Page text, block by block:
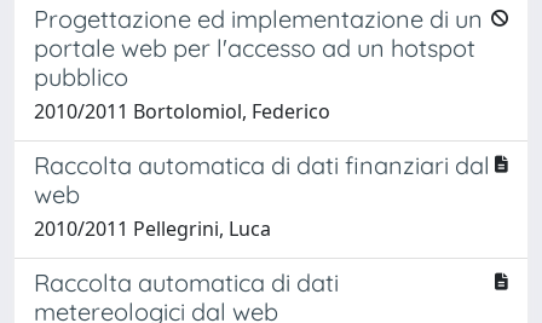
Progettazione ed implementazione di un
portale web per l'accesso ad un hotspot
pubblico
2010/2011 Bortolomiol, Federico
Raccolta automatica di dati finanziari dal
web
2010/2011 Pellegrini, Luca
Raccolta automatica di dati
metereologici dal web